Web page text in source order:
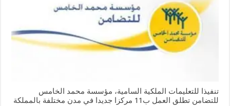
تنفيذا للتعليمات الملكية السامية، مؤسسة محمد الخامس
للتضامن تطلق العمل ب11 مركزا جديدا في مدن مختلفة بالمملكة